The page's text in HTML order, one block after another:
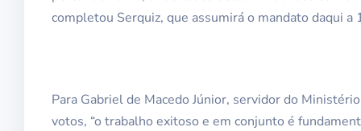
completou Serquiz, que assumirá o mandato daqui a
Para Gabriel de Macedo Júnior, servidor do
votos, “o trabalho exitoso e em conjunto é